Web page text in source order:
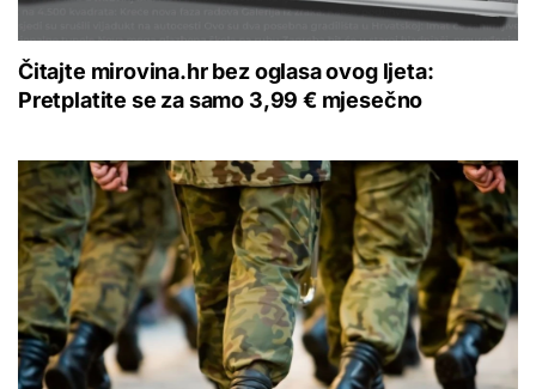
Čitajte mirovina.hr bez oglasa ovog ljeta:
Pretplatite se za samo 3,99 € mjesečno